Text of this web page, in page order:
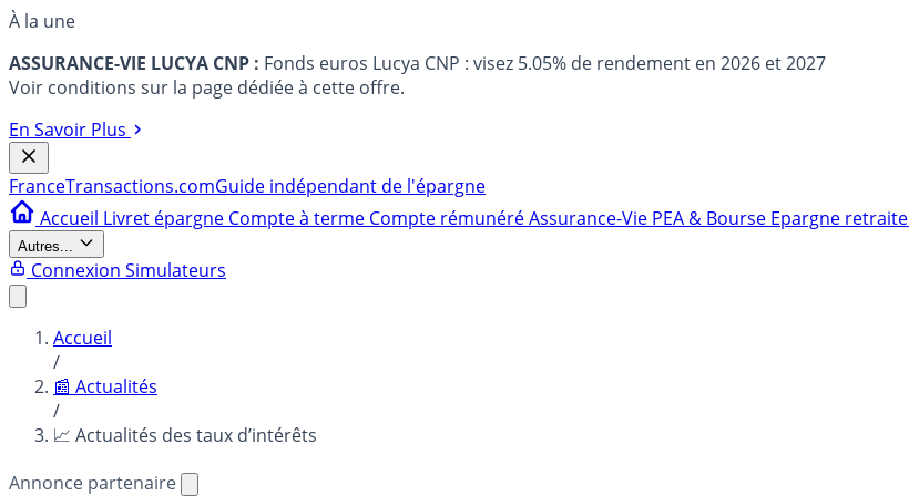
À la une
ASSURANCE-VIE LUCYA CNP : Fonds euros Lucya CNP : visez 5.05% de rendement en 2026 et 2027
Voir conditions sur la page dédiée à cette offre.
En Savoir Plus
FranceTransactions.comGuide indépendant de l'épargne
Accueil Livret épargne Compte à terme Compte rémunéréAssurance-Vie PEA & Bourse Epargne retraite
Autres...
Connexion Simulateurs
Accueil
/
📰 Actualités
/
📈 Actualités des taux d’intérêts
Annonce partenaire